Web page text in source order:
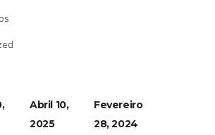
Abril 10,
2025
Fevereiro
28, 2024